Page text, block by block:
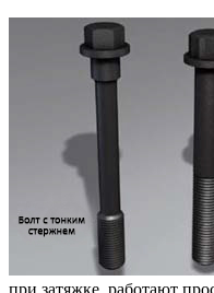
при затяжке, работают